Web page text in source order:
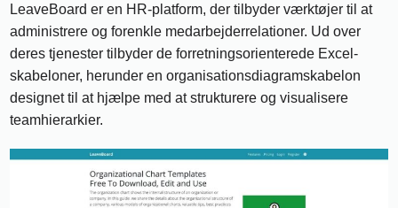
LeaveBoard er en HR-platform, der tilbyder værktøjer til at
administrere og forenkle medarbejderrelationer. Ud over
deres tjenester tilbyder de forretningsorienterede Excel-
skabeloner, herunder en organisationsdiagramskabelon
designet til at hjælpe med at strukturere og visualisere
teamhierarkier.